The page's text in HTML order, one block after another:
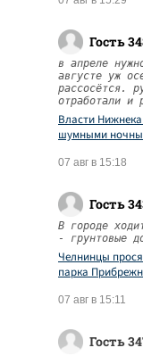
Гость
в апреле
августе уж
рассосётся.
отработали и
Власти
шумными
07 авг в 15:18
Гость
В городе
- грунтовые
Челнинцы
парка
07 авг в 15:11
Гость